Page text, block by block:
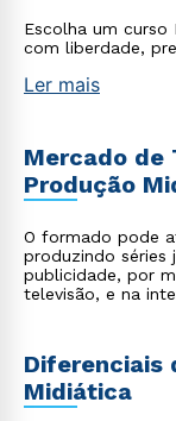
Escolha um curso
com liberdade,
Ler mais
Mercado de
Produção
O formado pode
produzindo séries
publicidade, por
televisão, e na
Diferenciais
Midiática